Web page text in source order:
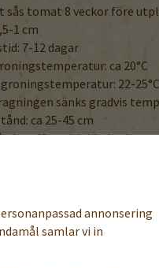
sås tomat 8 veckor före
1 cm
7-12 dagar
ca 20°C
22-25°C
sänks gradvis
ca 25-45 cm
ca 40 cm i dubbelrad
tjuvas. En regelbunden
god i växthuset
annonsering
samlar vi in